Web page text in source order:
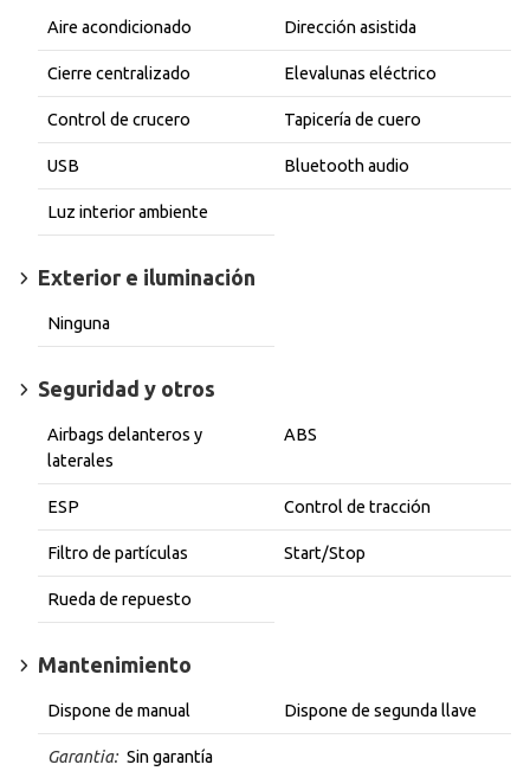
Aire acondicionado Dirección asistida
Cierre centralizado Elevalunas eléctrico
Control de crucero Tapicería de cuero
USB Bluetooth audio
Luz interior ambiente
Exterior e iluminación
Ninguna
Seguridad y otros
Airbags delanteros y
laterales
ABS
ESP Control de tracción
Filtro de partículas Start/Stop
Rueda de repuesto
Mantenimiento
Dispone de manual Dispone de segunda llave
Garantia: Sin garantía